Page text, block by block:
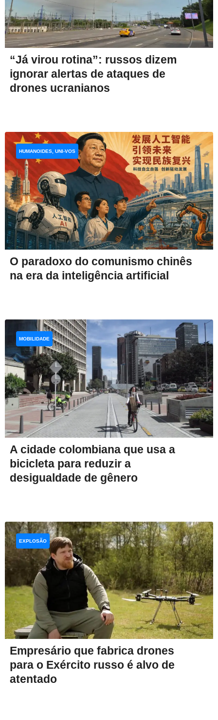
“Já virou rotina”: russos dizem
ignorar alertas de ataques de
drones ucranianos
O paradoxo do comunismo chinês
na era da inteligência artificial
HUMANOIDES, UNI-VOS
A cidade colombiana que usa a
bicicleta para reduzir a
desigualdade de gênero
MOBILIDADE
Empresário que fabrica drones
para o Exército russo é alvo de
atentado
EXPLOSÃO